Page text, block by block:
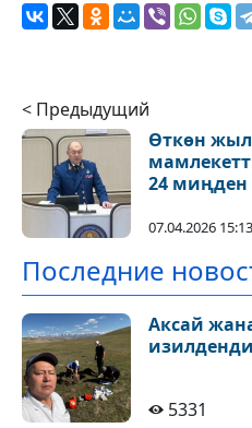
< Предыдущий
Өткөн
24
07.04.2026 15:13
Последние
Аксай
изилденди
5331